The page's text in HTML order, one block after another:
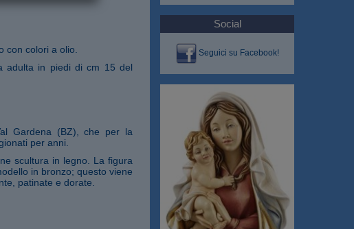
con colori a olio.
adulta in piedi di cm 15 del
Gardena (BZ), che per la
per anni.
scultura in legno. La figura
in bronzo; questo viene
patinate e dorate.
Social
Seguici su Facebook!